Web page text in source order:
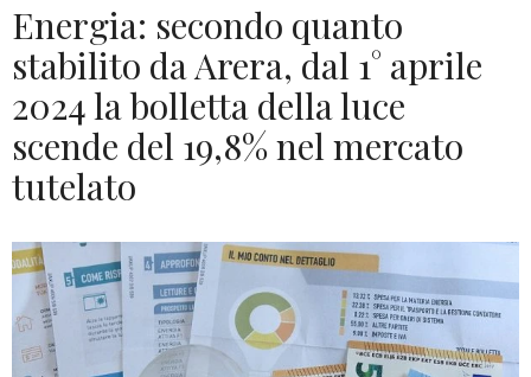
Energia: secondo quanto
stabilito da Arera, dal 1° aprile
2024 la bolletta della luce
scende del 19,8% nel mercato
tutelato